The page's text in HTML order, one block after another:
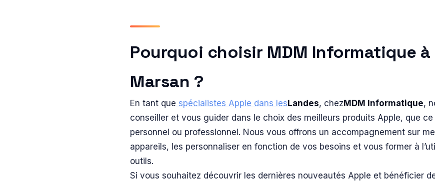
Pourquoi choisir MDM Informatique
Marsan ?
En tant que spécialistes Apple dans lesLandes, chezMDM Informatique,
conseiller et vous guider dans le choix des meilleurs produits Apple, que
personnel ou professionnel. Nous vous offrons un accompagnement sur
appareils, les personnaliser en fonction de vos besoins et vous former à
outils.
Si vous souhaitez découvrir les dernières nouveautés Apple et bénéficier